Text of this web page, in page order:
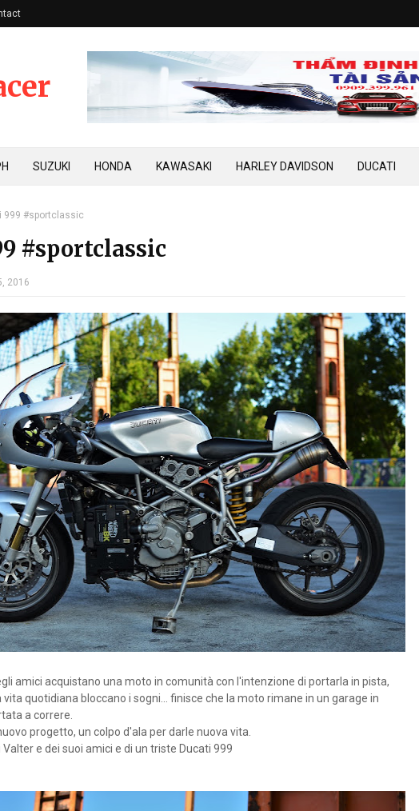
SUZUKI HONDA KAWASAKI HARLEY DAVIDSON DUCATI
999 #sportclassic
#sportclassic
2016
amici acquistano una moto in comunità con l'intenzione di portarla in pista,
quotidiana bloccano i sogni... finisce che la moto rimane in un garage in
a correre.
progetto, un colpo d'ala per darle nuova vita.
e dei suoi amici e di un triste Ducati 999